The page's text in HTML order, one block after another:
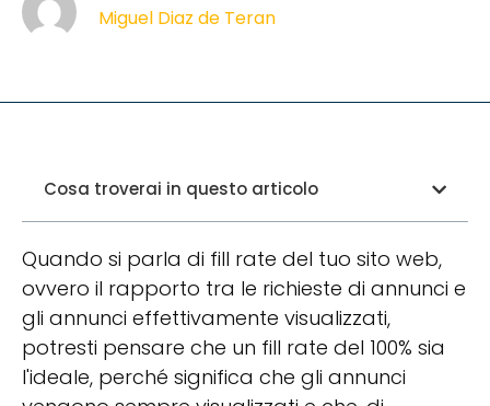
Miguel Diaz de Teran
Cosa troverai in questo articolo
Quando si parla di fill rate del tuo sito web,
ovvero il rapporto tra le richieste di annunci e
gli annunci effettivamente visualizzati,
potresti pensare che un fill rate del 100% sia
l'ideale, perché significa che gli annunci